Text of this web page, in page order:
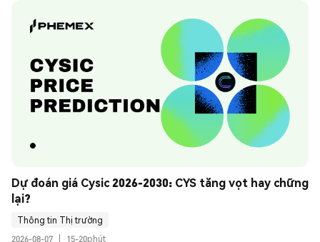
Dự đoán giá Cysic 2026-2030: CYS tăng vọt hay chững
lại?
Thông tin Thị trường
2026-08-07
15-20phút